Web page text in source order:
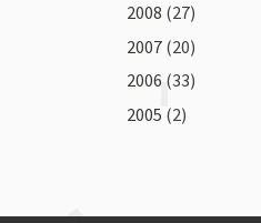
2008 (27)
2007 (20)
2006 (33)
2005 (2)